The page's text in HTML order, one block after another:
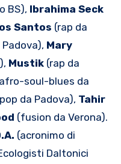
BS), Ibrahima Seck
Santos (rap da
Mary
Mustik (rap da
soul-blues da
da Padova), Tahir
(fusion da Verona).
(acronimo di
Daltonici